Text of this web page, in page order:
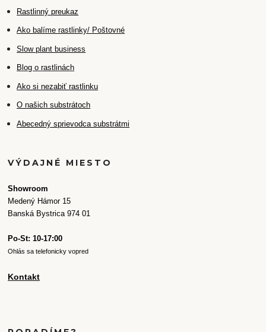
Rastlinný preukaz
Ako balíme rastlinky/ Poštovné
Slow plant business
Blog o rastlinách
Ako si nezabiť rastlinku
O našich substrátoch
Abecedný sprievodca substrátmi
VÝDAJNÉ MIESTO
Showroom
Medený Hámor 15
Banská Bystrica 974 01
Po-St: 10-17:00
Ohlás sa telefonicky vopred
Kontakt